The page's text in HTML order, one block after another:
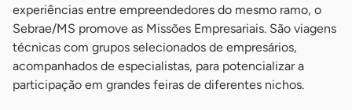
experiências entre empreendedores do mesmo ramo, o
Sebrae/MS promove as Missões Empresariais. São viagens
técnicas com grupos selecionados de empresários,
acompanhados de especialistas, para potencializar a
participação em grandes feiras de diferentes nichos.